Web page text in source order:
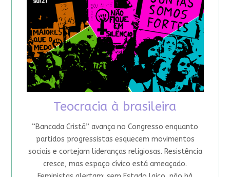
Teocracia à brasileira
“Bancada Cristã” avança no Congresso enquanto
partidos progressistas esquecem movimentos
sociais e cortejam lideranças religiosas. Resistência
cresce, mas espaço cívico está ameaçado.